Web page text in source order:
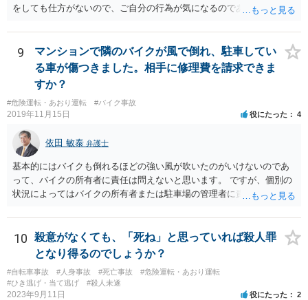
しておきたいところです。場合によっては、あなた側の見解を適切に
ます（これらのことを自分で行うことが難しい場合には、お住まいの
地域等の弁護士に依頼し、弁護活動を行ってもらうことも考えられま
す）。 •あなだが加入している保険会社に弁護士費用特約が付いている
か確認しておきましょう。 •仮に刑事事件で不起訴になったとしても、
保険会社があくまで過失ゼロを主張し、何らの賠償もなされない場
合、今回の事故の相手からあなたに対し、民事で損害賠償請求訴訟の
提起がなされる可能性があります。そのときには、民事事件の対応を
弁護士に相談•依頼する必要が出てくるかもしれません。 •いずれにし
ても、この掲示板の守備範囲を超えているご相談と思われますので、
ご心配であれば、お住まいの地域等の弁護士に直接アポをとり、相談
なさってみることをご検討下さい。
をしても仕方がないので、ご自分の行為が気になるのであれば、何を
か、直接弁護士に相談に行くかしたほうがいいと思います。 殺人罪に
なりうる事故の態様だと、自転車が改造自転車か何かで時速１００キ
ロや１５０キロくらい出していれば殺人罪の実行行為性は認められる
と思いますので、殺人罪が成立しえますが・・・ 思いつく限りの例を
全て挙げるのは不可能ではあります。 ＞私は決して人を殺そうと思っ
て危険な運転をしたわけではありま＞せん。 殺人罪の故意は、「自分
の危険な運転で誰か人が死んでも構わない」くらいで成立します。そ
して自分でそう思っていなくても、客観的に人が死んでもおかしくな
い危険行為を、危険だと知っていてやると故意は認められてしまう可
能性が高いです。人を殺そうという意欲までは不要です。
9
マンションで隣のバイクが風で倒れ、駐車してい
る車が傷つきました。相手に修理費を請求できま
すか？
#危険運転・あおり運転 #バイク事故
2019年11月15日 役にたった 4
依田 敏泰 弁護士
基本的にはバイクも倒れるほどの強い風が吹いたのがいけないのであ
って、バイクの所有者に責任は問えないと思います。 ですが、個別の
状況によってはバイクの所有者または駐車場の管理者に責任を問うこ
来、バイクを止めるべき場所に止められていなかった場合です。バイ
クが風にあおられて車に倒れ込んでくるようであれば、車とバイクの
止まっていた位置はあまり離れていなかったと思われ、車に乗り降り
するためにも支障がある程度にしか離れていなかったものと思われま
す。そもそもそのような車の乗り降りに支障が生ずるような位置にバ
イクが止めるべき場所になっていたのでしょうか。バイクを止めるべ
10
殺意がなくても、「死ね」と思っていれば殺人罪
となり得るのでしょうか？
#自転車事故 #人身事故 #死亡事故
#危険運転・あおり運転
#ひき逃げ・当て逃げ
#殺人未遂
2023年9月11日 役にたった 2